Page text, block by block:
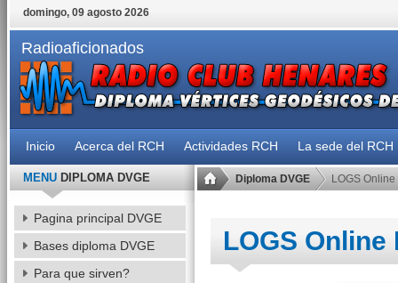
domingo, 09 agosto 2026
Radioaficionados
Inicio Acerca del RCH Actividades RCH La sede del RCH
Diploma DVGE LOGS Online
LOGS Online
MENUDIPLOMA DVGE
Pagina principal DVGE
Bases diploma DVGE
Para que sirven?